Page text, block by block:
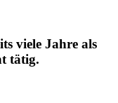
viele Jahre als
tätig.